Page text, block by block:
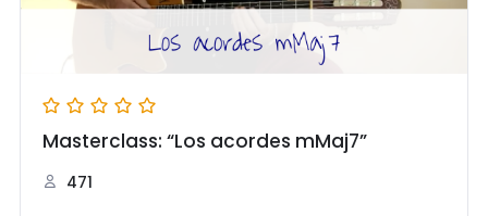
Masterclass: “Los acordes mMaj7”
471